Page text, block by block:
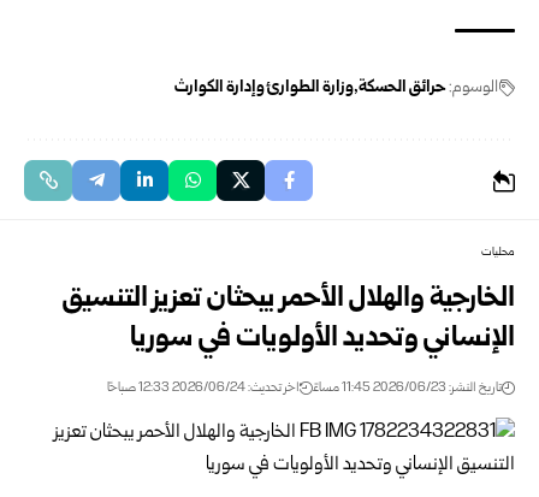
الوسوم:حرائق الحسكة وزارة الطوارئ وإدارة الكوارث
محليات
الخارجية والهلال الأحمر يبحثان تعزيز التنسيق
الإنساني وتحديد الأولويات في سوريا
تاريخ النشر: 2026/06/23 11:45 مساءً اخر تحديث: 2026/06/24 12:33 صباحًا